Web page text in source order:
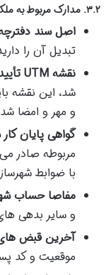
۳.۲. مدارک مربوط به ملک
اصل سند
تبدیل آن را
نقشه UTM تأیید شده ملک:
شد، این نقشه
و مهر و امضا
گواهی پایان
مربوطه صادر
با ضوابط
مفاصا حساب
و سایر بدهی
آخرین قبض های
موقعیت و کد